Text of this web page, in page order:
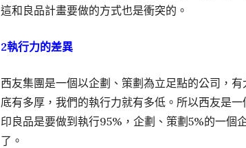
這和良品計畫要做的方式也是衝突的。
2執行力的差異
西友集團是一個以企劃、策劃為立足點的公司，
底有多厚，我們的執行力就有多低。所以西友是
印良品是要做到執行95%，企劃、策劃5%的一個
了。